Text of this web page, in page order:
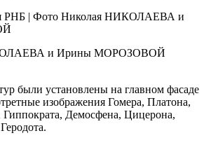
и Ирины МОРОЗОВОЙ
были установлены на главном фасаде
изображения Гомера, Платона,
Демосфена, Цицерона,